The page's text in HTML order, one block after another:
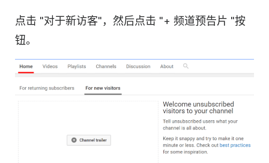
点击 "对于新访客"，然后点击 "+ 频道预告片 "按
钮。